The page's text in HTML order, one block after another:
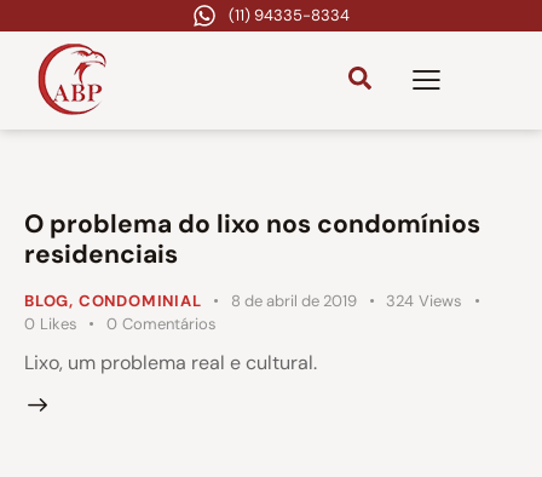
(11) 94335-8334
O problema do lixo nos condomínios
residenciais
BLOG, CONDOMINIAL 8 de abril de 2019 324 Views
0 Likes 0 Comentários
Lixo, um problema real e cultural.